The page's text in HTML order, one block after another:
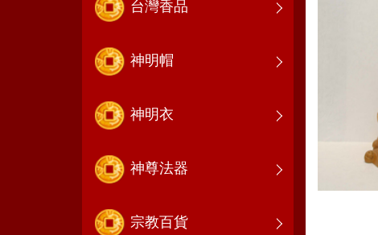
台灣香品
神明帽
神明衣
神尊法器
宗教百貨